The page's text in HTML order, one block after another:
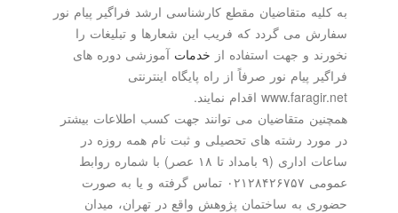
به كلیه متقاضیان مقطع كارشناسی ارشد فراگیر پیام نور
سفارش می گردد كه فریب این شعارها و تبلیغات را
نخورند و جهت استفاده ازخدماتآموزشی دوره های
فراگیر پیام نور صرفاً از راه پایگاه اینترنتی
www.faragir.net اقدام نمایند.
همچنین متقاضیان می توانند جهت كسب اطلاعات بیشتر
در مورد رشته های تحصیلی و ثبت نام همه روزه در
ساعات اداری (۹ بامداد تا ۱۸ عصر) با شماره روابط
عمومی ۰۲۱۲۸۴۲۶۷۵۷ تماس گرفته و یا به صورت
حضوری به ساختمان پژوهش واقع در تهران، میدان